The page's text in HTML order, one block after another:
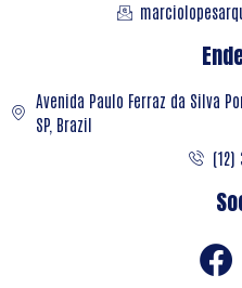
Avenida Paulo Ferraz da Silva
SP, Brazil
(12)